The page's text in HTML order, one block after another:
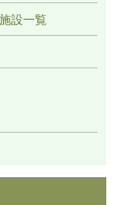
設一覧